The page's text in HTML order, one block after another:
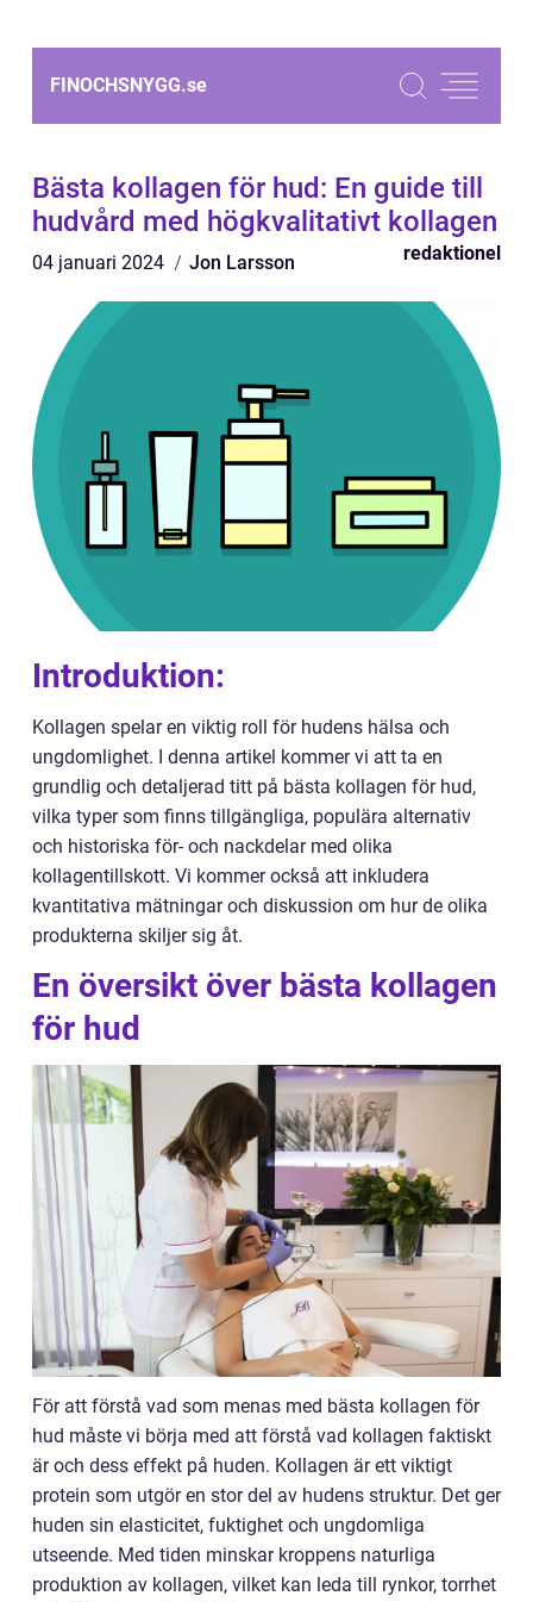
FINOCHSNYGG.se
Bästa kollagen för hud: En guide till
hudvård med högkvalitativt kollagen
04 januari 2024 Jon Larsson redaktionel
Introduktion:
Kollagen spelar en viktig roll för hudens hälsa och
ungdomlighet. I denna artikel kommer vi att ta en
grundlig och detaljerad titt på bästa kollagen för hud,
vilka typer som finns tillgängliga, populära alternativ
och historiska för- och nackdelar med olika
kollagentillskott. Vi kommer också att inkludera
kvantitativa mätningar och diskussion om hur de olika
produkterna skiljer sig åt.
En översikt över bästa kollagen
för hud
För att förstå vad som menas med bästa kollagen för
hud måste vi börja med att förstå vad kollagen faktiskt
är och dess effekt på huden. Kollagen är ett viktigt
protein som utgör en stor del av hudens struktur. Det ger
huden sin elasticitet, fuktighet och ungdomliga
utseende. Med tiden minskar kroppens naturliga
produktion av kollagen, vilket kan leda till rynkor, torrhet